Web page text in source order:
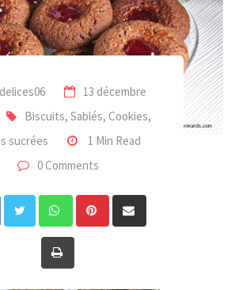
13 décembre
Biscuits, Sablés, Cookies,
sucrées
1 Min Read
0 Comments
WhatsappPinterest
via